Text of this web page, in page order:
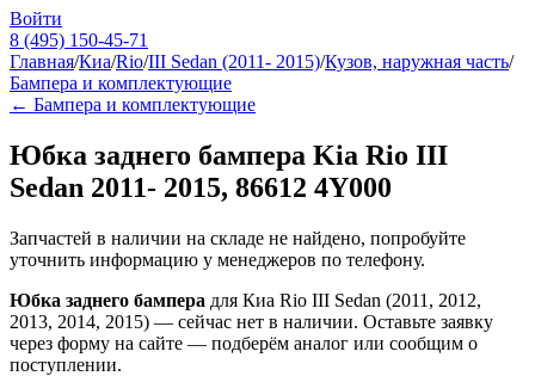
Войти
8 (495) 150-45-71
Главная/Киа/Rio/III Sedan (2011- 2015)/Кузов, наружная часть/
Бампера и комплектующие
← Бампера и комплектующие
Юбка заднего бампера Kia Rio III
Sedan 2011- 2015, 86612 4Y000
Запчастей в наличии на складе не найдено, попробуйте
уточнить информацию у менеджеров по телефону.
Юбка заднего бампера для Киа Rio III Sedan (2011, 2012,
2013, 2014, 2015) — сейчас нет в наличии. Оставьте заявку
через форму на сайте — подберём аналог или сообщим о
поступлении.